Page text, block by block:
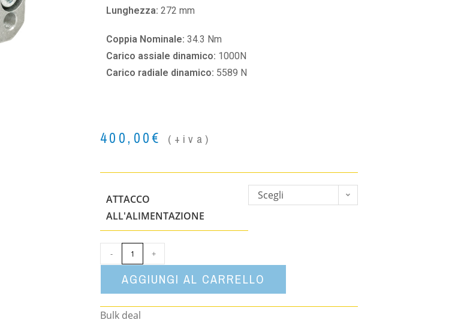
Lunghezza: 272 mm
Coppia Nominale: 34.3 Nm
Carico assiale dinamico: 1000N
Carico radiale dinamico: 5589 N
400,00€ (+iva)
ATTACCO
ALL'ALIMENTAZIONE
Scegli
- +
AGGIUNGI AL CARRELLO
Bulk deal